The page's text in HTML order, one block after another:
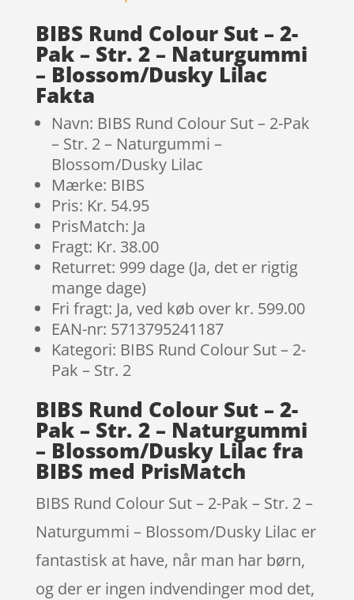
BIBS Rund Colour Sut – 2-
Pak – Str. 2 – Naturgummi
– Blossom/Dusky Lilac
Fakta
Navn: BIBS Rund Colour Sut – 2-Pak
– Str. 2 – Naturgummi –
Blossom/Dusky Lilac
Mærke: BIBS
Pris: Kr. 54.95
PrisMatch: Ja
Fragt: Kr. 38.00
Returret: 999 dage (Ja, det er rigtig
mange dage)
Fri fragt: Ja, ved køb over kr. 599.00
EAN-nr: 5713795241187
Kategori: BIBS Rund Colour Sut – 2-
Pak – Str. 2
BIBS Rund Colour Sut – 2-
Pak – Str. 2 – Naturgummi
– Blossom/Dusky Lilac fra
BIBS med PrisMatch
BIBS Rund Colour Sut – 2-Pak – Str. 2 –
Naturgummi – Blossom/Dusky Lilac er
fantastisk at have, når man har børn,
og der er ingen indvendinger mod det,